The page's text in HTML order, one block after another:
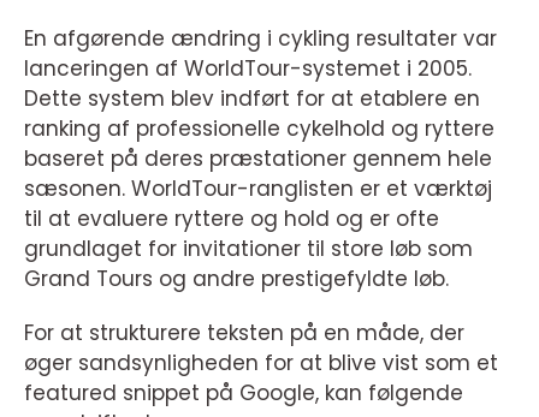
En afgørende ændring i cykling resultater var
lanceringen af WorldTour-systemet i 2005.
Dette system blev indført for at etablere en
ranking af professionelle cykelhold og ryttere
baseret på deres præstationer gennem hele
sæsonen. WorldTour-ranglisten er et værktøj
til at evaluere ryttere og hold og er ofte
grundlaget for invitationer til store løb som
Grand Tours og andre prestigefyldte løb.
For at strukturere teksten på en måde, der
øger sandsynligheden for at blive vist som et
featured snippet på Google, kan følgende